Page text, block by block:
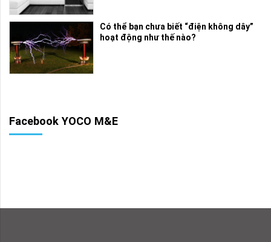
Có thể bạn chưa biết “điện không dây”
hoạt động như thế nào?
Facebook YOCO M&E